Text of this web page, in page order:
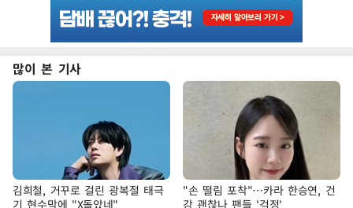
많이 본 기사
김희철, 거꾸로 걸린 광복절 태극
기 현수막에 "X돌았네"
"손 떨림 포착"…카라 한승연, 건
강 괜찮나 팬들 '걱정'